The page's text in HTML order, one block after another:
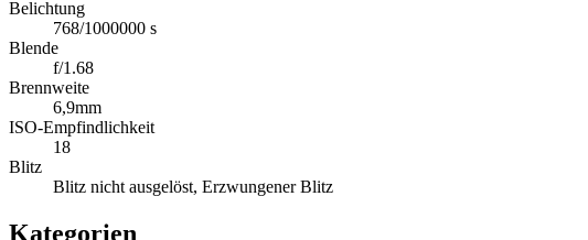
Belichtung
768/1000000 s
Blende
f/1.68
Brennweite
6,9mm
ISO-Empfindlichkeit
18
Blitz
Blitz nicht ausgelöst, Erzwungener Blitz
Kategorien